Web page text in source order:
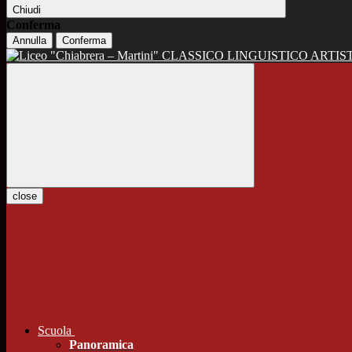
Chiudi
Conferma
Annulla Conferma
CLASSICO LINGUISTICO
close
Scuola
Panoramica